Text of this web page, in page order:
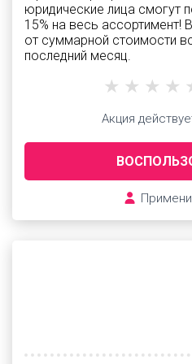
юридические лица смогут
15% на весь ассортимент!
от суммарной стоимости
последний месяц.
Акция